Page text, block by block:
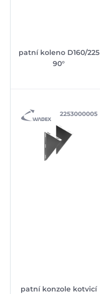
patní koleno D160/225
90°
patní konzole kotvicí
2253000005